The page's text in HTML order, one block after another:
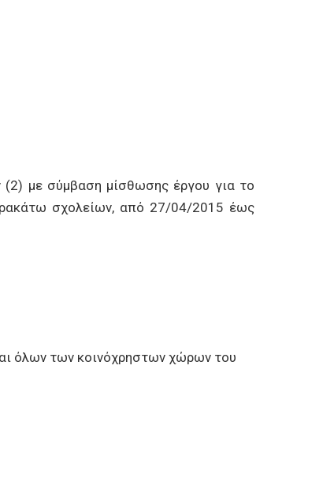
με σύμβαση μίσθωσης έργου για το
σχολείων, από 27/04/2015 έως
όλων των κοινόχρηστων χώρων του